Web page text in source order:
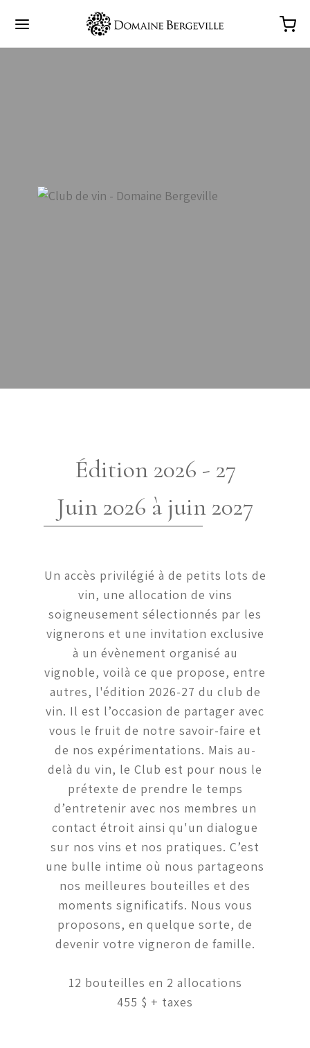
Édition 2026 - 27
Juin 2026 à juin 2027
Un accès privilégié à de petits lots de
vin, une allocation de vins
soigneusement sélectionnés par les
vignerons et une invitation exclusive
à un évènement organisé au
vignoble, voilà ce que propose, entre
autres, l'édition 2026-27 du club de
vin. Il est l’occasion de partager avec
vous le fruit de notre savoir-faire et
de nos expérimentations. Mais au-
delà du vin, le Club est pour nous le
prétexte de prendre le temps
d’entretenir avec nos membres un
contact étroit ainsi qu'un dialogue
sur nos vins et nos pratiques. C’est
une bulle intime où nous partageons
nos meilleures bouteilles et des
moments significatifs. Nous vous
proposons, en quelque sorte, de
devenir votre vigneron de famille.
12 bouteilles en 2 allocations
455 $ + taxes